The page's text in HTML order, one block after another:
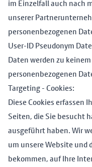
im Einzelfall auch nach
unserer
personenbezogenen
User-ID Pseudonym
Daten werden zu
personenbezogenen
Targeting - Cookies:
Diese Cookies erfassen
Seiten, die Sie besucht
ausgeführt haben. Wir
um unsere Website und
bekommen, auf Ihre